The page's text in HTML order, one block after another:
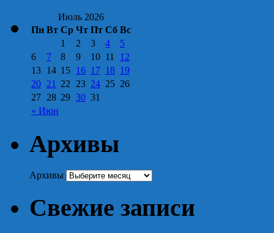
Июль 2026
Пн Вт Ср Чт Пт Сб Вс
« Июн
1 2 3 4
5
6
7 8 9 10 11
12
13 14 15 16 17 18 19
20 21 22 23 24 25 26
27 28 29 30 31
Архивы
Архивы
Свежие записи